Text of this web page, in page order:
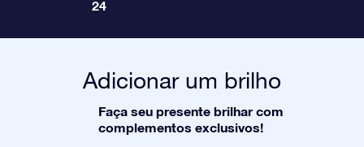
24
Adicionar um brilho
Faça seu presente brilhar com
complementos exclusivos!